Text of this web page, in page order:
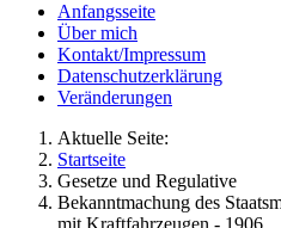
Anfangsseite
Über mich
Kontakt/Impressum
Datenschutzerklärung
Veränderungen
Aktuelle Seite:
Startseite
Gesetze und Regulative
Bekanntmachung des